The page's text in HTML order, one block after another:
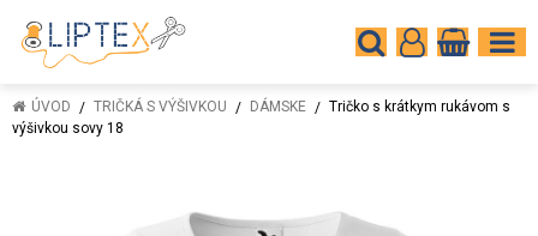
ÚVOD TRIČKÁ S VÝŠIVKOU DÁMSKE
Tričko s krátkym rukávom s
výšivkou sovy 18